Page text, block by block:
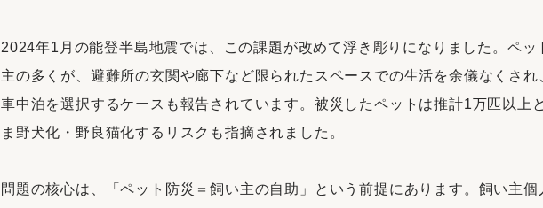
2024年1月の能登半島地震では、この課題が改めて浮き彫りになりました。ペッ
主の多くが、避難所の玄関や廊下など限られたスペースでの生活を余儀なくされ
車中泊を選択するケースも報告されています。被災したペットは推計1万匹以上
ま野犬化・野良猫化するリスクも指摘されました。
問題の核心は、「ペット防災＝飼い主の自助」という前提にあります。飼い主個